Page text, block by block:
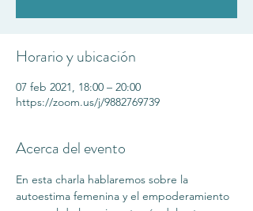
Horario y ubicación
07 feb 2021, 18:00 – 20:00
https://zoom.us/j/9882769739
Acerca del evento
En esta charla hablaremos sobre la
autoestima femenina y el empoderamiento